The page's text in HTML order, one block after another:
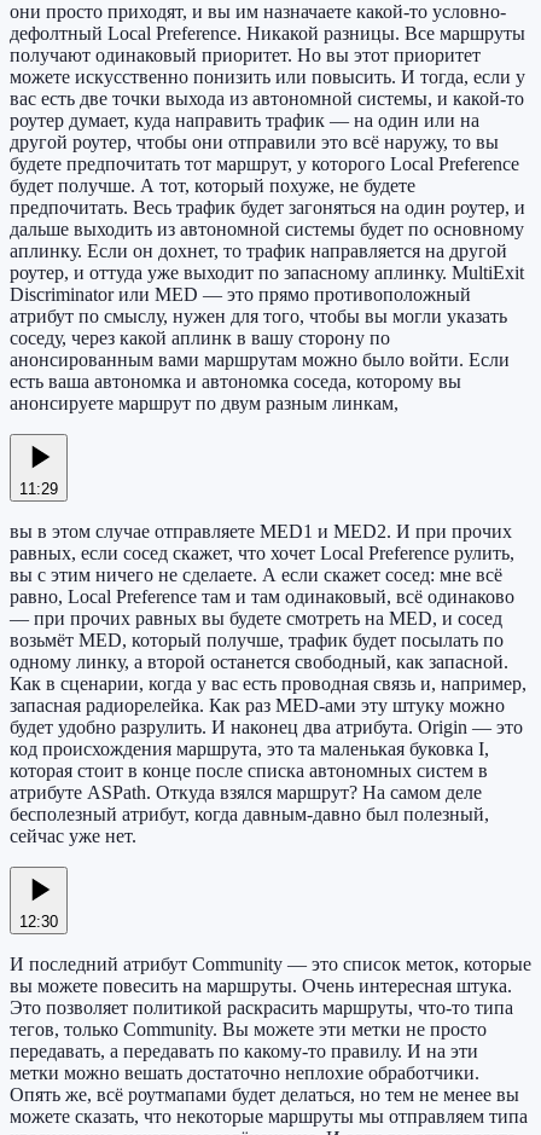
они просто приходят, и вы им назначаете какой-то условно-
дефолтный Local Preference. Никакой разницы. Все маршруты
получают одинаковый приоритет. Но вы этот приоритет
можете искусственно понизить или повысить. И тогда, если у
вас есть две точки выхода из автономной системы, и какой-то
роутер думает, куда направить трафик — на один или на
другой роутер, чтобы они отправили это всё наружу, то вы
будете предпочитать тот маршрут, у которого Local Preference
будет получше. А тот, который похуже, не будете
предпочитать. Весь трафик будет загоняться на один роутер, и
дальше выходить из автономной системы будет по основному
аплинку. Если он дохнет, то трафик направляется на другой
роутер, и оттуда уже выходит по запасному аплинку. MultiExit
Discriminator или MED — это прямо противоположный
атрибут по смыслу, нужен для того, чтобы вы могли указать
соседу, через какой аплинк в вашу сторону по
анонсированным вами маршрутам можно было войти. Если
есть ваша автономка и автономка соседа, которому вы
анонсируете маршрут по двум разным линкам,
11:29
вы в этом случае отправляете MED1 и MED2. И при прочих
равных, если сосед скажет, что хочет Local Preference рулить,
вы с этим ничего не сделаете. А если скажет сосед: мне всё
равно, Local Preference там и там одинаковый, всё одинаково
— при прочих равных вы будете смотреть на MED, и сосед
возьмёт MED, который получше, трафик будет посылать по
одному линку, а второй останется свободный, как запасной.
Как в сценарии, когда у вас есть проводная связь и, например,
запасная радиорелейка. Как раз MED-ами эту штуку можно
будет удобно разрулить. И наконец два атрибута. Origin — это
код происхождения маршрута, это та маленькая буковка I,
которая стоит в конце после списка автономных систем в
атрибуте ASPath. Откуда взялся маршрут? На самом деле
бесполезный атрибут, когда давным-давно был полезный,
сейчас уже нет.
12:30
И последний атрибут Community — это список меток, которые
вы можете повесить на маршруты. Очень интересная штука.
Это позволяет политикой раскрасить маршруты, что-то типа
тегов, только Community. Вы можете эти метки не просто
передавать, а передавать по какому-то правилу. И на эти
метки можно вешать достаточно неплохие обработчики.
Опять же, всё роутмапами будет делаться, но тем не менее вы
можете сказать, что некоторые маршруты мы отправляем типа